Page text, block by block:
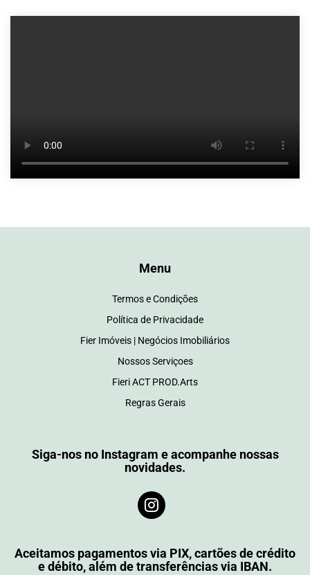
Menu
Termos e Condições
Política de Privacidade
Fier Imóveis | Negócios Imobiliários
Nossos Serviçoes
Fieri ACT PROD.Arts
Regras Gerais
Siga-nos no Instagram e acompanhe nossas
novidades.
Aceitamos pagamentos via PIX, cartões de crédito
e débito, além de transferências via IBAN.